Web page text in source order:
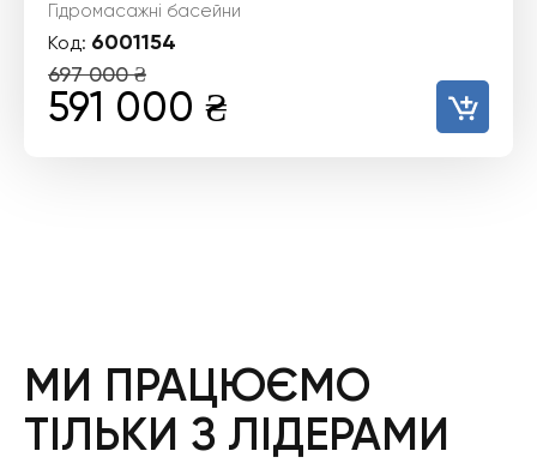
Гідромасажні басейни
Код: 6001154
697 000₴
Оригінальна
591 000 ₴
МИ ПРАЦЮЄМО
ТІЛЬКИ З ЛІДЕРАМИ